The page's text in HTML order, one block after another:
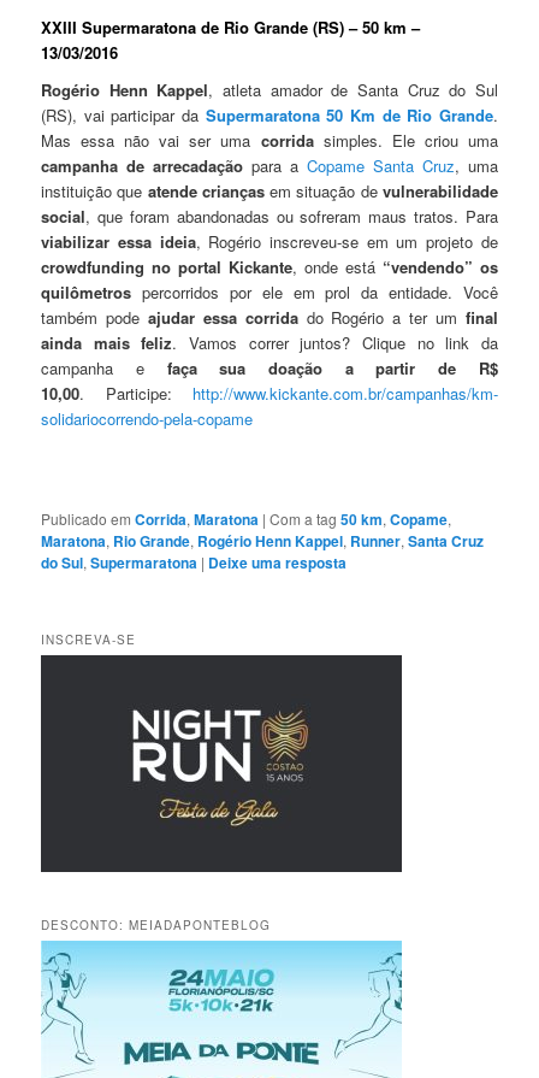
XXIII Supermaratona de Rio Grande (RS) – 50 km –
13/03/2016
Rogério Henn Kappel, atleta amador de Santa Cruz do Sul
(RS), vai participar da Supermaratona 50 Km de Rio Grande.
Mas essa não vai ser uma corridasimples. Ele criou uma
campanha de arrecadação para a Copame Santa Cruz, uma
instituição que atende criançasem situação de vulnerabilidade
social, que foram abandonadas ou sofreram maus tratos. Para
viabilizar essa ideia, Rogério inscreveu-se em um projeto de
crowdfunding no portal Kickante, onde está “vendendo” os
quilômetros percorridos por ele em prol da entidade. Você
também pode ajudar essa corridado Rogério a ter um final
ainda mais feliz. Vamos correr juntos? Clique no link da
campanha e faça sua doação a partir de R$
10,00. Participe: http://www.kickante.com.br/campanhas/km-
solidariocorrendo-pela-copame
Publicado em Corrida,Maratona |Com a tag50 km,Copame,
Maratona, Rio Grande, Rogério Henn Kappel, Runner,Santa Cruz
do Sul,Supermaratona | Deixe uma resposta
INSCREVA-SE
DESCONTO: MEIADAPONTEBLOG